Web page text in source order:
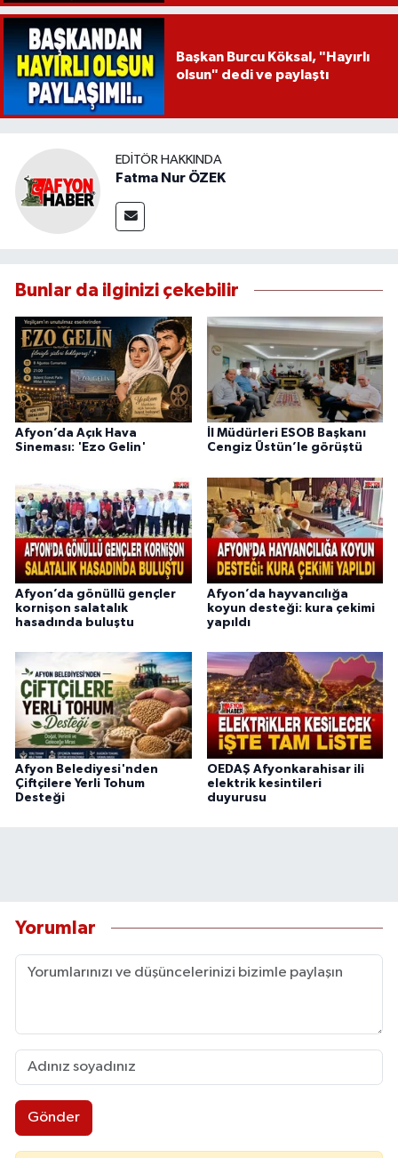
Başkan Burcu Köksal, "Hayırlı
olsun" dedi ve paylaştı
EDITÖR HAKKINDA
Fatma Nur ÖZEK
Bunlar da ilginizi çekebilir
Afyon’da Açık Hava
Sineması: 'Ezo Gelin'
İl Müdürleri ESOB Başkanı
Cengiz Üstün’le görüştü
Afyon’da gönüllü gençler
kornişon salatalık
hasadında buluştu
Afyon’da hayvancılığa
koyun desteği: kura çekimi
yapıldı
Afyon Belediyesi'nden
Çiftçilere Yerli Tohum
Desteği
OEDAŞ Afyonkarahisar ili
elektrik kesintileri
duyurusu
Yorumlar
Gönder